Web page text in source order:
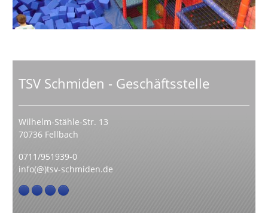
TSV Schmiden - Geschäftsstelle
Wilhelm-Stähle-Str. 13
70736 Fellbach
0711/951939-0
info(@)tsv-schmiden.de